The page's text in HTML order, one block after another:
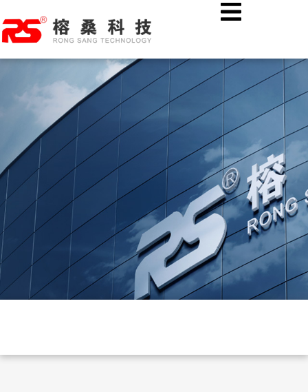
至
内
容
热烈欢迎湖北溢丰数字科技股份有限公司各位领导莅临榕桑科技